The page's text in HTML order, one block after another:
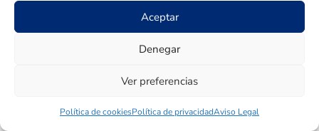
Aceptar
Denegar
Ver preferencias
Política de cookiesPolítica de privacidadAviso Legal